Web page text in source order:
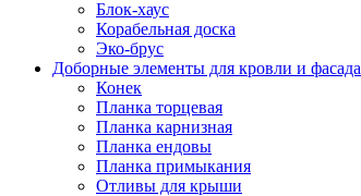
Блок-хаус
Корабельная доска
Эко-брус
Доборные элементы для кровли и фасада
Конек
Планка торцевая
Планка карнизная
Планка ендовы
Планка примыкания
Отливы для крыши